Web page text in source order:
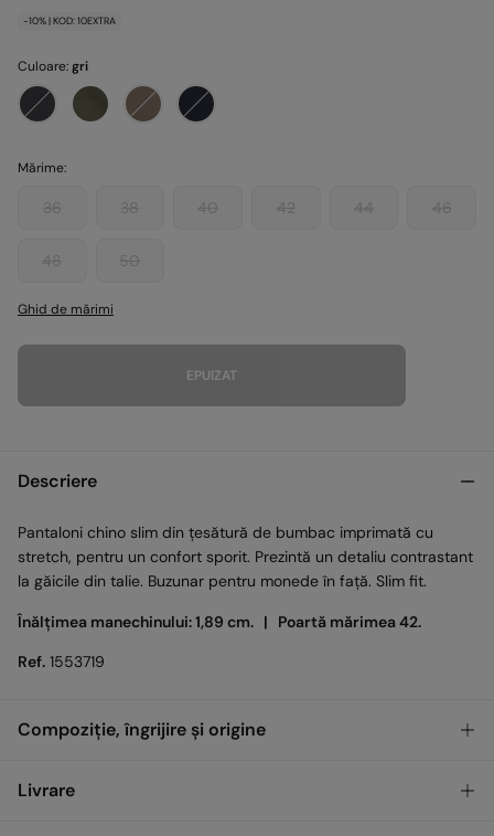
-10% | KOD: 10EXTRA
Culoare:gri
Mărime:
36 38 40 42 44 46
48 50
Ghid de mărimi
EPUIZAT
Descriere
Pantaloni chino slim din țesătură de bumbac imprimată cu
stretch, pentru un confort sporit. Prezintă un detaliu contrastant
la găicile din talie. Buzunar pentru monede în față. Slim fit.
Înălțimea manechinului: 1,89 cm. | Poartă mărimea 42.
Ref. 1553719
Compoziție, îngrijire și origine
Compoziţie
Livrare